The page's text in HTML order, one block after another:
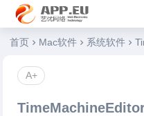
艺优软件乐园
首页 Mac软件 系统软件
A+